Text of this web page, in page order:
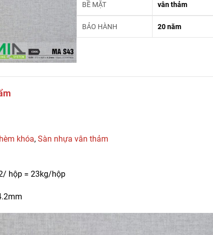
BỀ MẶT vân thảm
BẢO HÀNH 20 năm
khóa, Sàn nhựa vân thảm
hộp = 23kg/hộp